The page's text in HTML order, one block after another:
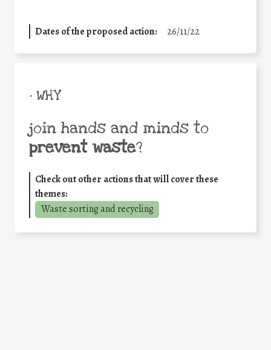
Dates of the proposed action: 26/11/22
• WHY
join hands and minds to
prevent waste?
Check out other actions that will cover these
themes:
Waste sorting and recycling